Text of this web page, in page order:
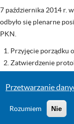
7 października 2014 r.
odbyło się plenarne
PKN.
Przyjęcie porządku
Zatwierdzenie
Planowane
Z-ca Prezesa PKN
dostęp do
Przetwarzanie
Rozumiem Nie